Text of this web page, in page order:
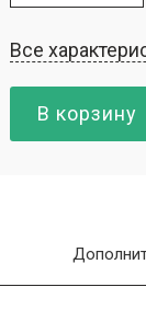
Все
В корзину